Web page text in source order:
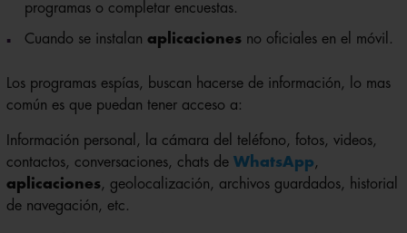
programas o completar encuestas.
Cuando se instalan aplicacionesno oficiales en el móvil.
Los programas espías, buscan hacerse de información, lo mas
común es que puedan tener acceso a:
Información personal, la cámara del teléfono, fotos, videos,
contactos, conversaciones, chats de WhatsApp,
aplicaciones, geolocalización, archivos guardados, historial
de navegación, etc.